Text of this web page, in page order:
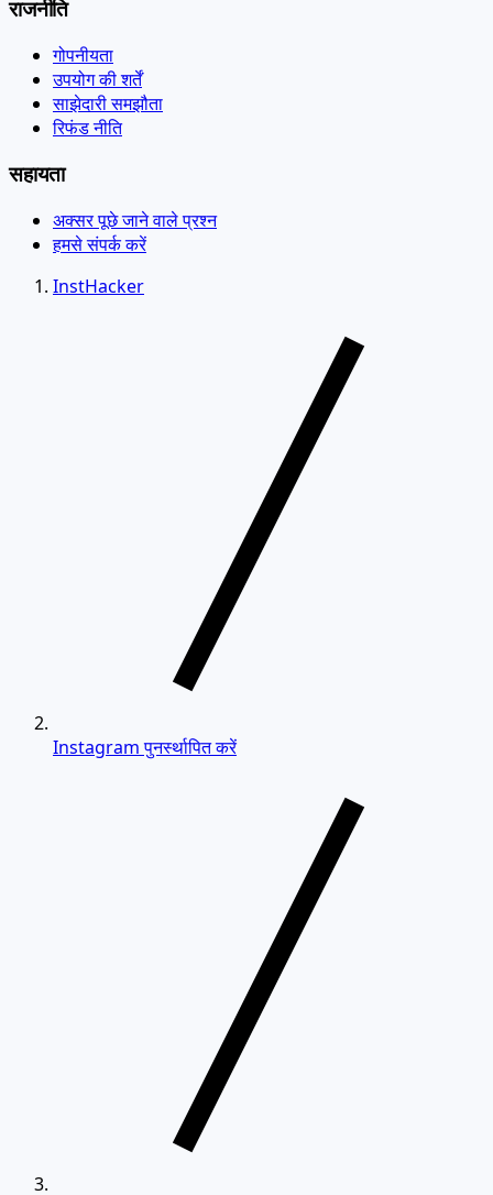
राजनीति
गोपनीयता
उपयोग की शर्तें
साझेदारी समझौता
रिफंड नीति
सहायता
अक्सर पूछे जाने वाले प्रश्न
हमसे संपर्क करें
InstHacker
Instagram पुनर्स्थापित करें